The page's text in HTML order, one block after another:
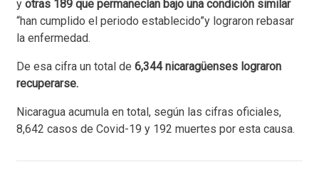
y otras 189 que permanecían bajo una condición similar
“han cumplido el periodo establecido”y lograron rebasar
la enfermedad.
De esa cifra un total de 6,344 nicaragüenses lograron
recuperarse.
Nicaragua acumula en total, según las cifras oficiales,
8,642 casos de Covid-19 y 192 muertes por esta causa.